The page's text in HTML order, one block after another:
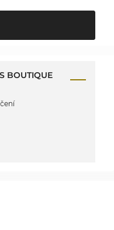
BOUTIQUE